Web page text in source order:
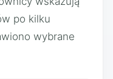
po kilku
wybrane